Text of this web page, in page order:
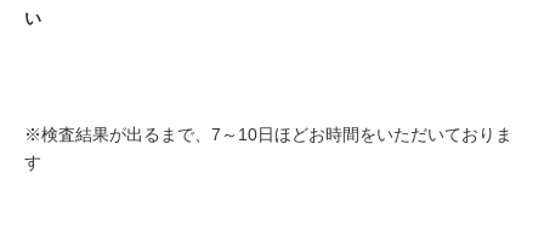
い
※検査結果が出るまで、7～10日ほどお時間をいただいておりま
す